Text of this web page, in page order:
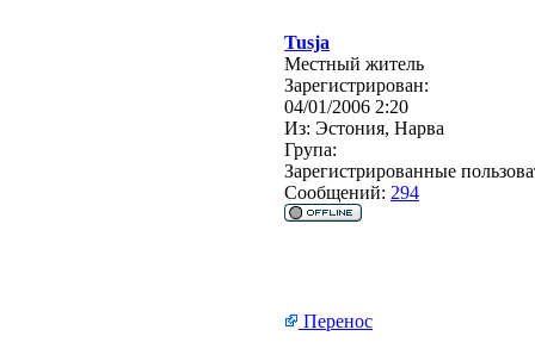
Tusja
Местный житель
Зарегистрирован:
04/01/2006 2:20
Из: Эстония, Нарва
Група:
Зарегистрированные
Сообщений: 294
Перенос